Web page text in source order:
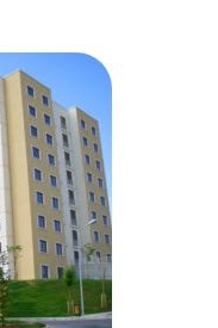
o que o
a atualização